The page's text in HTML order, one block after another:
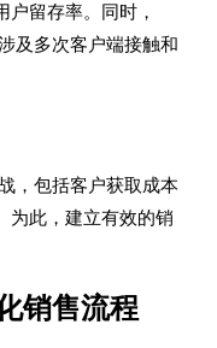
留存率。同时，
及多次客户端接触和
，包括客户获取成本
为此，建立有效的销
销售流程